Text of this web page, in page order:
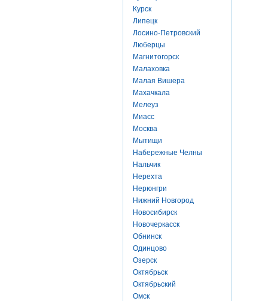
Курск
Липецк
Лосино-Петровский
Люберцы
Магнитогорск
Малаховка
Малая Вишера
Махачкала
Мелеуз
Миасс
Москва
Мытищи
Набережные Челны
Нальчик
Нерехта
Нерюнгри
Нижний Новгород
Новосибирск
Новочеркасск
Обнинск
Одинцово
Озерск
Октябрьск
Октябрьский
Омск